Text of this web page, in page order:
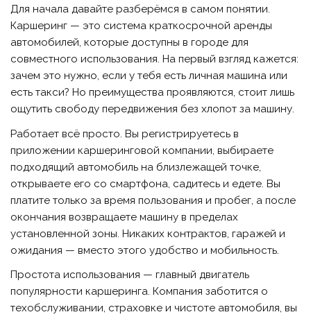
Для начала давайте разберёмся в самом понятии.
Каршеринг — это система краткосрочной аренды
автомобилей, которые доступны в городе для
совместного использования. На первый взгляд кажется:
зачем это нужно, если у тебя есть личная машина или
есть такси? Но преимущества проявляются, стоит лишь
ощутить свободу передвижения без хлопот за машину.
Работает всё просто. Вы регистрируетесь в
приложении каршеринговой компании, выбираете
подходящий автомобиль на близлежащей точке,
открываете его со смартфона, садитесь и едете. Вы
платите только за время пользования и пробег, а после
окончания возвращаете машину в пределах
установленной зоны. Никаких контрактов, гаражей и
ожидания — вместо этого удобство и мобильность.
Простота использования — главный двигатель
популярности каршеринга. Компания заботится о
техобслуживании, страховке и чистоте автомобиля, вы